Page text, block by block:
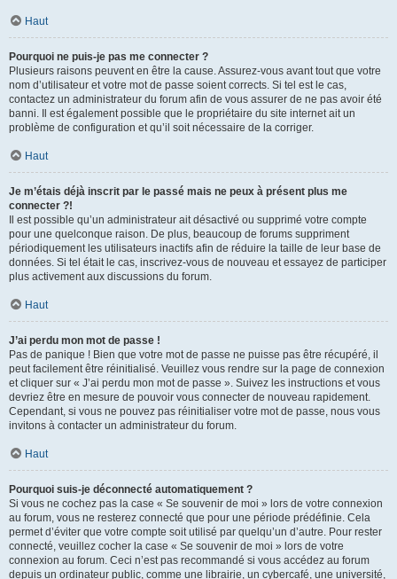
Haut
Pourquoi ne puis-je pas me connecter ?
Plusieurs raisons peuvent en être la cause. Assurez-vous avant tout que votre
nom d’utilisateur et votre mot de passe soient corrects. Si tel est le cas,
contactez un administrateur du forum afin de vous assurer de ne pas avoir été
banni. Il est également possible que le propriétaire du site internet ait un
problème de configuration et qu’il soit nécessaire de la corriger.
Haut
Je m’étais déjà inscrit par le passé mais ne peux à présent plus me
connecter ?!
Il est possible qu’un administrateur ait désactivé ou supprimé votre compte
pour une quelconque raison. De plus, beaucoup de forums suppriment
périodiquement les utilisateurs inactifs afin de réduire la taille de leur base de
données. Si tel était le cas, inscrivez-vous de nouveau et essayez de participer
plus activement aux discussions du forum.
Haut
J’ai perdu mon mot de passe !
Pas de panique ! Bien que votre mot de passe ne puisse pas être récupéré, il
peut facilement être réinitialisé. Veuillez vous rendre sur la page de connexion
et cliquer sur « J’ai perdu mon mot de passe ». Suivez les instructions et vous
devriez être en mesure de pouvoir vous connecter de nouveau rapidement.
Cependant, si vous ne pouvez pas réinitialiser votre mot de passe, nous vous
invitons à contacter un administrateur du forum.
Haut
Pourquoi suis-je déconnecté automatiquement ?
Si vous ne cochez pas la case « Se souvenir de moi » lors de votre connexion
au forum, vous ne resterez connecté que pour une période prédéfinie. Cela
permet d’éviter que votre compte soit utilisé par quelqu’un d’autre. Pour rester
connecté, veuillez cocher la case « Se souvenir de moi » lors de votre
connexion au forum. Ceci n’est pas recommandé si vous accédez au forum
depuis un ordinateur public, comme une librairie, un cybercafé, une université,